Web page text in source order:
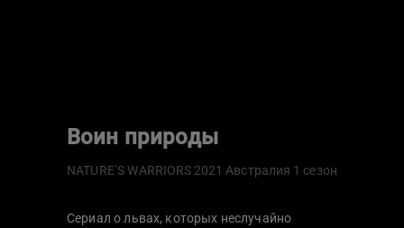
Воин природы
NATURE’S WARRIORS 2021 Австралия 1 сезон
Сериал о львах, которых неслучайно